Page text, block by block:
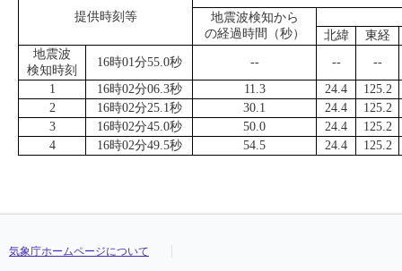
提供時刻等
地震波検知から
の経過時間（秒）
北緯
東経
地震波
検知時刻
16時01分55.0秒 -- --
--
1
16時02分06.3秒 11.3 24.4
125.2
2
16時02分25.1秒 30.1 24.4
125.2
3
16時02分45.0秒 50.0 24.4
125.2
4
16時02分49.5秒 54.5 24.4 125.2
気象庁ホームページについて